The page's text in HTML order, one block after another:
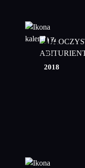
04
maj
2018